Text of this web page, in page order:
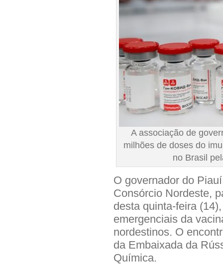
A associação de
milhões de doses do
no Brasil
O governador do
Consórcio Nordeste,
desta quinta-feira
emergenciais da
nordestinos. O
da Embaixada da
Química.